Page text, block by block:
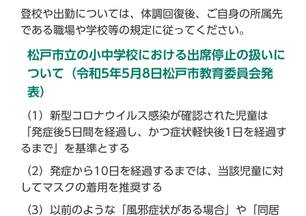
登校や出勤については、体調回復後、ご自身の所属先
である職場や学校等の規定に従ってください。
松戸市立の小中学校における出席停止の扱いに
ついて（令和5年5月8日松戸市教育委員会発
表）
（1）新型コロナウイルス感染が確認された児童は
「発症後5日間を経過し、かつ症状軽快後1日を経過す
るまで」を基準とする
（2）発症から10日を経過するまでは、当該児童に対
してマスクの着用を推奨する
（3）以前のような「風邪症状がある場合」や「同居